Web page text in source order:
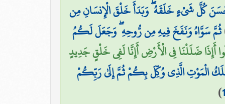
كُلَّ شَيْءٍ خَلَقَهُ ۖ وَبَدَأَ خَلْقَ الْإِنسَانِ مِن
ثُمَّ سَوَّاهُ وَنَفَخَ فِيهِ مِن رُّوحِهِ ۖ وَجَعَلَ لَكُمُ
أَإِذَا ضَلَلْنَا فِي الْأَرْضِ أَإِنَّا لَفِي خَلْقٍ جَدِيدٍ
الْمَوْتِ الَّذِي وُكِّلَ بِكُمْ ثُمَّ إِلَىٰ رَبِّكُمْ
)